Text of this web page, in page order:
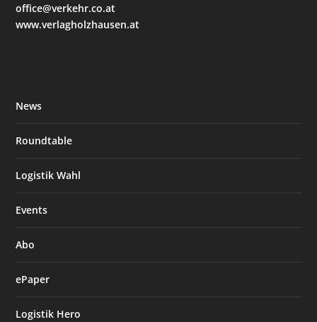
office@verkehr.co.at
www.verlagholzhausen.at
News
Roundtable
Logistik Wahl
Events
Abo
ePaper
Logistik Hero